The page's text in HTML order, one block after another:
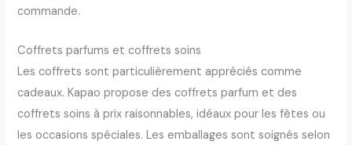
commande.
Coffrets parfums et coffrets soins
Les coffrets sont particulièrement appréciés comme
cadeaux. Kapao propose des coffrets parfum et des
coffrets soins à prix raisonnables, idéaux pour les fêtes ou
les occasions spéciales. Les emballages sont soignés selon